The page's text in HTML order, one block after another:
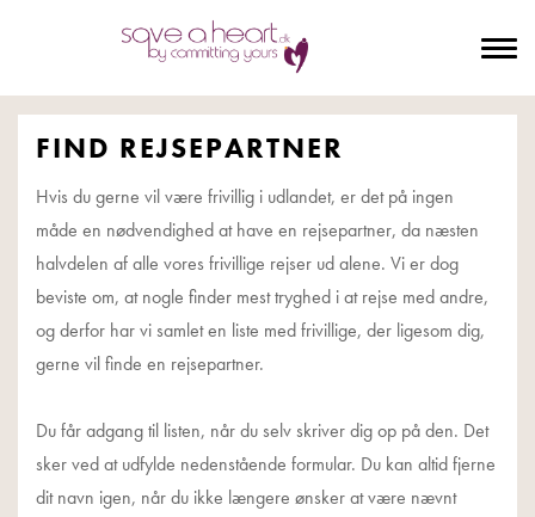
FIND REJSEPARTNER
Hvis du gerne vil være frivillig i udlandet, er det på ingen
måde en nødvendighed at have en rejsepartner, da næsten
halvdelen af alle vores frivillige rejser ud alene. Vi er dog
beviste om, at nogle finder mest tryghed i at rejse med andre,
og derfor har vi samlet en liste med frivillige, der ligesom dig,
gerne vil finde en rejsepartner.
Du får adgang til listen, når du selv skriver dig op på den. Det
sker ved at udfylde nedenstående formular. Du kan altid fjerne
dit navn igen, når du ikke længere ønsker at være nævnt